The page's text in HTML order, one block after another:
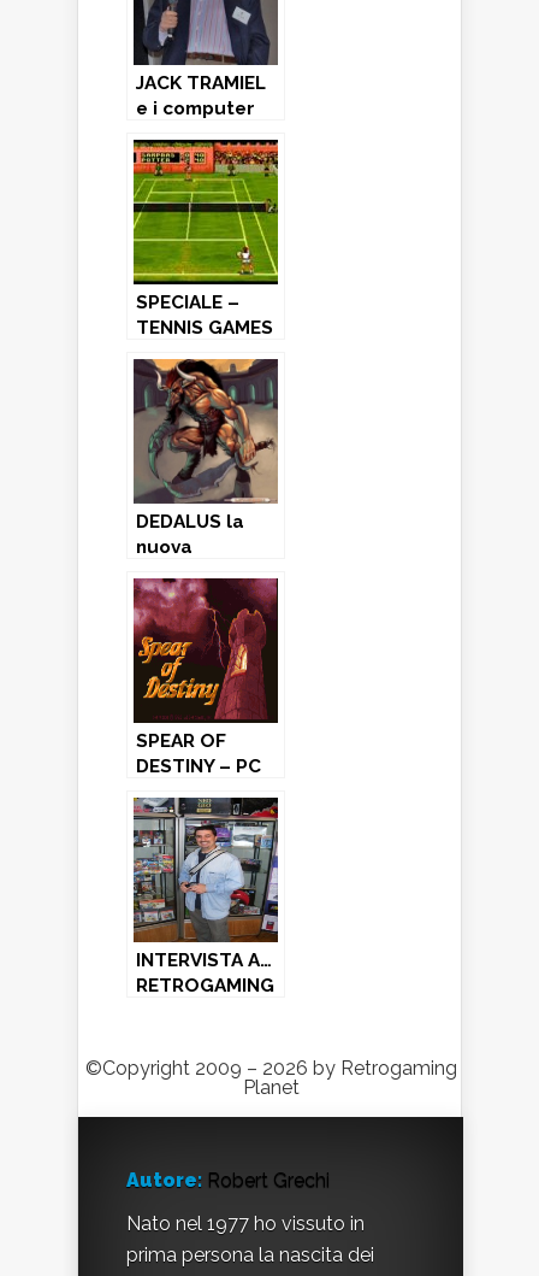
JACK TRAMIEL
e i computer
non per le
classi”
SPECIALE –
TENNIS GAMES
DEDALUS la
nuova
Colors
disponibile al
download
gratuito!
SPEAR OF
DESTINY – PC
INTERVISTA A…
RETROGAMING
©Copyright 2009 – 2026 by Retrogaming
Planet
Autore: Robert Grechi
Nato nel 1977 ho vissuto in
prima persona la nascita dei